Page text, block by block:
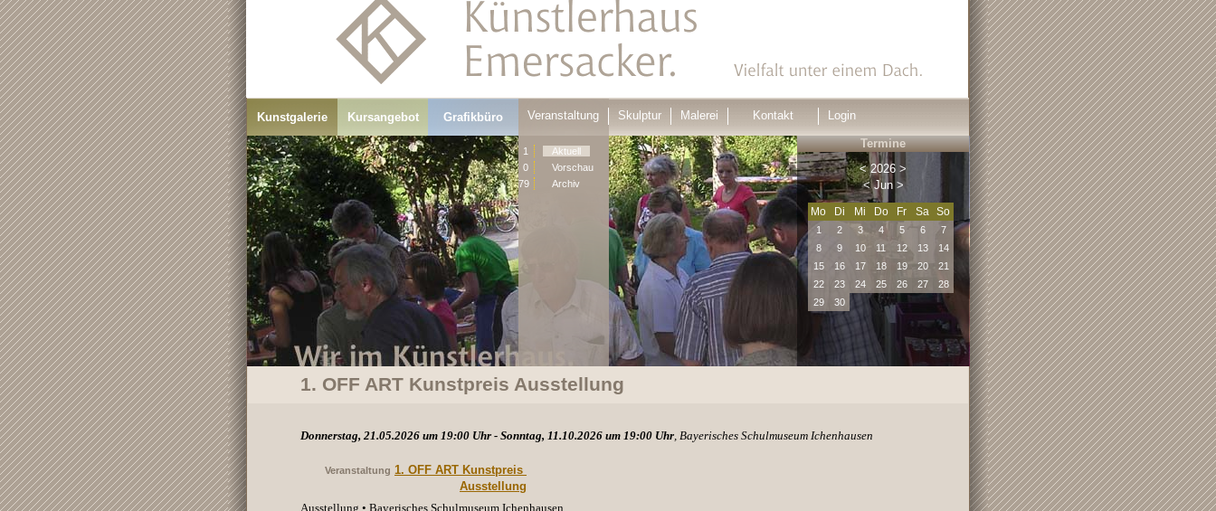
1. OFF ART Kunstpreis Ausstellung
Donnerstag, 21.05.2026 um 19:00 Uhr - Sonntag, 11.10.2026 um 19:00 Uhr , Bayerisches Schulmuseum Ichenhausen
Veranstaltung 1. OFF ART Kunstpreis
Ausstellung
Ausstellung • Bayerisches Schulmuseum Ichenhausen
Termine
< 2026 >
< Jun >
Mo Di Mi Do Fr Sa So
1 2 3 4 5 6
7
8
9 10 11 12 13
14
15
16 17 18 19 20
21
22
23 24 25 26 27
28
29
30
Kunstgalerie Kursangebot Grafikbüro Veranstaltung
1
Aktuell
0
Vorschau
79
Archiv
Skulptur Malerei Kontakt Login